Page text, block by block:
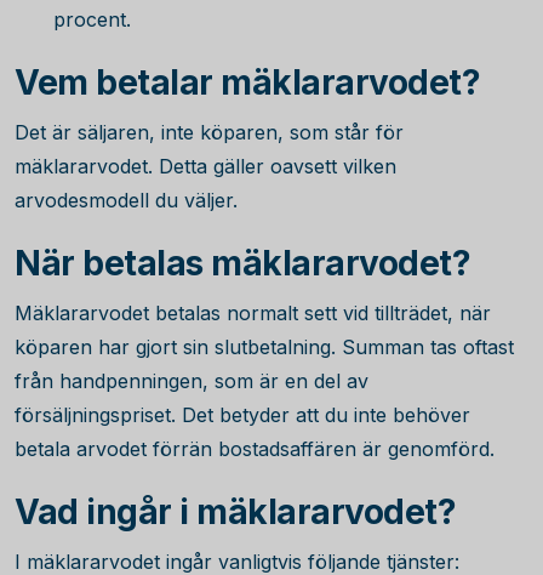
procent.
Vem betalar mäklararvodet?
Det är säljaren, inte köparen, som står för
mäklararvodet. Detta gäller oavsett vilken
arvodesmodell du väljer.
När betalas mäklararvodet?
Mäklararvodet betalas normalt sett vid tillträdet, när
köparen har gjort sin slutbetalning. Summan tas oftast
från handpenningen, som är en del av
försäljningspriset. Det betyder att du inte behöver
betala arvodet förrän bostadsaffären är genomförd.
Vad ingår i mäklararvodet?
I mäklararvodet ingår vanligtvis följande tjänster: